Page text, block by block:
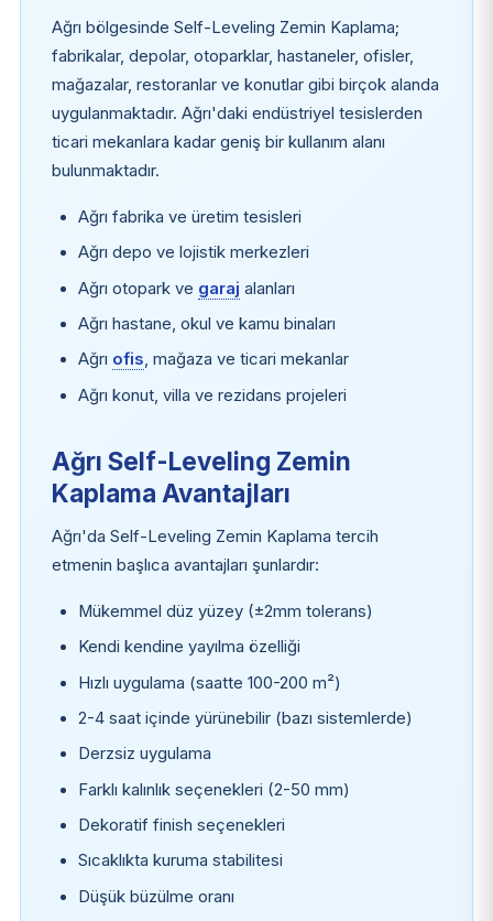
Ağrı bölgesinde Self-Leveling Zemin Kaplama;
fabrikalar, depolar, otoparklar, hastaneler, ofisler,
mağazalar, restoranlar ve konutlar gibi birçok alanda
uygulanmaktadır. Ağrı'daki endüstriyel tesislerden
ticari mekanlara kadar geniş bir kullanım alanı
bulunmaktadır.
Ağrı fabrika ve üretim tesisleri
Ağrı depo ve lojistik merkezleri
Ağrı otopark ve garaj alanları
Ağrı hastane, okul ve kamu binaları
Ağrı ofis, mağaza ve ticari mekanlar
Ağrı konut, villa ve rezidans projeleri
Ağrı Self-Leveling Zemin
Kaplama Avantajları
Ağrı'da Self-Leveling Zemin Kaplama tercih
etmenin başlıca avantajları şunlardır:
Mükemmel düz yüzey (±2mm tolerans)
Kendi kendine yayılma özelliği
Hızlı uygulama (saatte 100-200 m²)
2-4 saat içinde yürünebilir (bazı sistemlerde)
Derzsiz uygulama
Farklı kalınlık seçenekleri (2-50 mm)
Dekoratif finish seçenekleri
Sıcaklıkta kuruma stabilitesi
Düşük büzülme oranı